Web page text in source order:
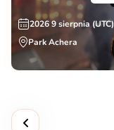
2026 9 sierpnia (UTC)
Park Achera